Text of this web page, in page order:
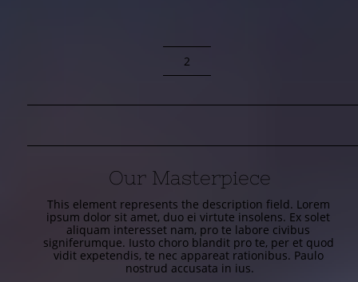
2
This element represents the description field. Lorem
ipsum dolor sit amet, duo ei virtute insolens. Ex solet
aliquam interesset nam, pro te labore civibus
signiferumque. Iusto choro blandit pro te, per et quod
vidit expetendis, te nec appareat rationibus. Paulo
nostrud accusata in ius.
Our Masterpiece